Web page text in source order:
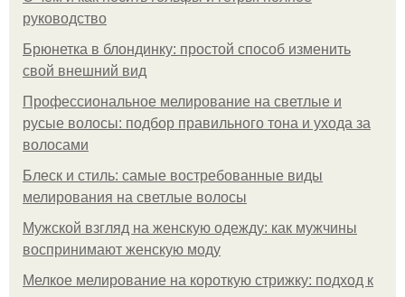
руководство
Брюнетка в блондинку: простой способ изменить
свой внешний вид
Профессиональное мелирование на светлые и
русые волосы: подбор правильного тона и ухода за
волосами
Блеск и стиль: самые востребованные виды
мелирования на светлые волосы
Мужской взгляд на женскую одежду: как мужчины
воспринимают женскую моду
Мелкое мелирование на короткую стрижку: подход к